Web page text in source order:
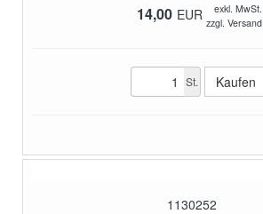
14,00 EUR
exkl. MwSt.
zzgl. Versand
St.
1130252